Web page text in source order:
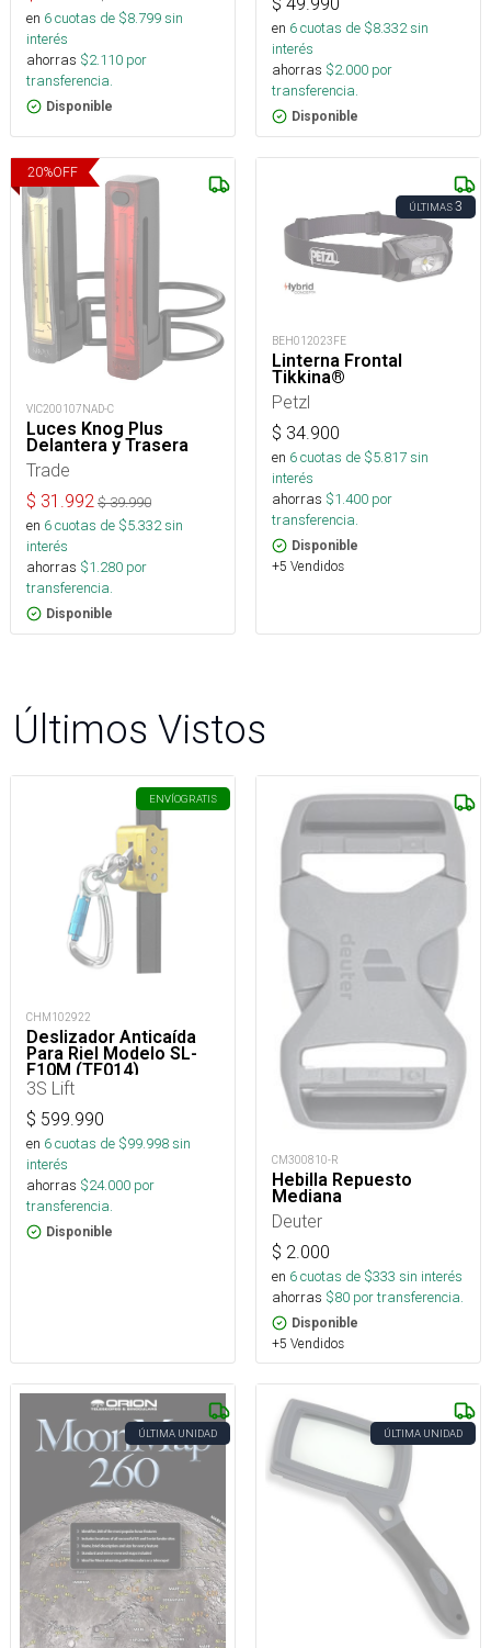
en 6cuotas de $8.799sin
interés
ahorras $2.110 por
transferencia.
Disponible
en 6cuotas de $8.332sin
interés
ahorras $2.000 por
transferencia.
Disponible
20%OFF
VIC200107NAD-C
Luces Knog Plus
Delantera y Trasera
Trade
$ 31.992 $39.990
en 6cuotas de $5.332sin
interés
ahorras $1.280 por
transferencia.
Disponible
ÚLTIMAS3
BEH012023FE
Linterna Frontal
Tikkina®
Petzl
$ 34.900
en 6cuotas de $5.817sin
interés
ahorras $1.400 por
transferencia.
Disponible
+5 Vendidos
Últimos Vistos
ENVÍOGRATIS
CHM102922
Deslizador Anticaída
Para Riel Modelo SL-
F10M (TF014)
3S Lift
$ 599.990
en 6cuotas de $99.998sin
interés
ahorras $24.000 por
transferencia.
Disponible
CM300810-R
Hebilla Repuesto
Mediana
Deuter
$ 2.000
en 6cuotas de $333 sin interés
ahorras $80 por transferencia.
Disponible
+5 Vendidos
ÚLTIMA UNIDAD ÚLTIMA UNIDAD